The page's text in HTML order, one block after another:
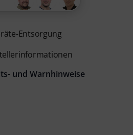
Entsorgung
und Warnhinweise